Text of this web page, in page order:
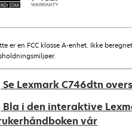
er en FCC klasse A-enhet. Ikke
Se Lexmark C746dtn
Bla i den interaktive
vår